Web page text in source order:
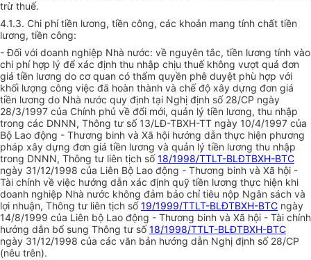
trừ thuế.
4.1.3. Chi phí tiền lương, tiền công, các khoản mang tính chất tiền
lương, tiền công:
- Đối với doanh nghiệp Nhà nước: về nguyên tắc, tiền lương tính vào
chi phí hợp lý để xác định thu nhập chịu thuế không vượt quá đơn
giá tiền lương do cơ quan có thẩm quyền phê duyệt phù hợp với
khối lượng công việc đã hoàn thành và chế độ xây dựng đơn giá
tiền lương do Nhà nước quy định tại Nghị định số 28/CP ngày
28/3/1997 của Chính phủ về đổi mới, quản lý tiền lương, thu nhập
trong các DNNN, Thông tư số 13/LĐ-TBXH-TT ngày 10/4/1997 của
Bộ Lao động - Thương binh và Xã hội hướng dẫn thực hiện phương
pháp xây dựng đơn giá tiền lương và quản lý tiền lương thu nhập
trong DNNN, Thông tư liên tịch số18/1998/TTLT-BLĐTBXH-BTC
ngày 31/12/1998 của Liên Bộ Lao động - Thương binh và Xã hội -
Tài chính về việc hướng dẫn xác định quỹ tiền lương thực hiện khi
doanh nghiệp Nhà nước không đảm bảo chỉ tiêu nộp Ngân sách và
lợi nhuận, Thông tư liên tịch số19/1999/TTLT-BLĐTBXH-BTC ngày
14/8/1999 của Liên bộ Lao động - Thương binh và Xã hội - Tài chính
hướng dẫn bổ sung Thông tư số18/1998/TTLT-BLĐTBXH-BTC
ngày 31/12/1998 của các văn bản hướng dẫn Nghị định số 28/CP
(nêu trên).